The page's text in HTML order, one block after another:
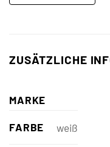
ZUSÄTZLICHE
MARKE
FARBE weiß